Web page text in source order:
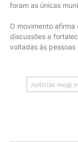
foram as únicas
O movimento
discussões e
voltadas às pessoas
noticias mogi